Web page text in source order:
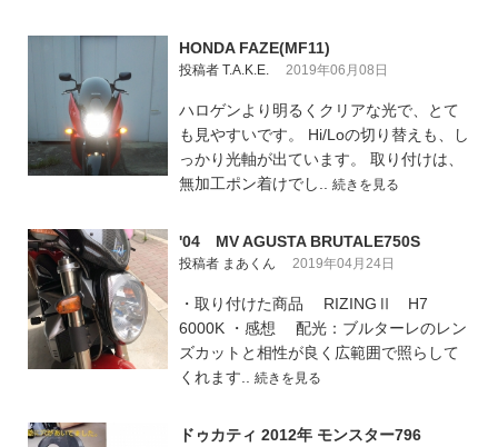
HONDA FAZE(MF11)
投稿者 T.A.K.E. 2019年06月08日
ハロゲンより明るくクリアな光で、とて
も見やすいです。 Hi/Loの切り替えも、し
っかり光軸が出ています。 取り付けは、
無加工ポン着けでし.. 続きを見る
'04 MV AGUSTA BRUTALE750S
投稿者 まあくん 2019年04月24日
・取り付けた商品 RIZINGⅡ H7
6000K ・感想 配光：ブルターレのレン
ズカットと相性が良く広範囲で照らして
くれます.. 続きを見る
ドゥカティ 2012年 モンスター796